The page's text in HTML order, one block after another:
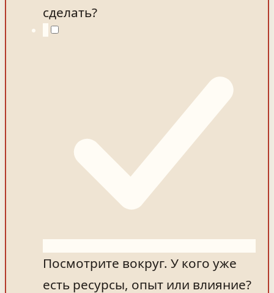
сделать?
Посмотрите вокруг. У кого уже
есть ресурсы, опыт или влияние?